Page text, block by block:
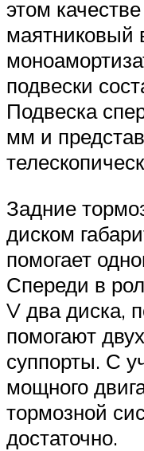
этом
маятниковый
подвески
Подвеска
мм и
Задние
диском
помогает
Спереди в
V два диска,
помогают
суппорты. С
мощного
тормозной
достаточно.